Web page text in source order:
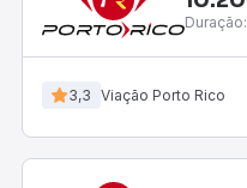
Duração:
3,3 Viação Porto Rico